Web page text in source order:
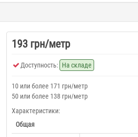
193 грн/метр
Доступность: На складе
10 или более 171 грн/метр
50 или более 138 грн/метр
Характеристики:
Общая